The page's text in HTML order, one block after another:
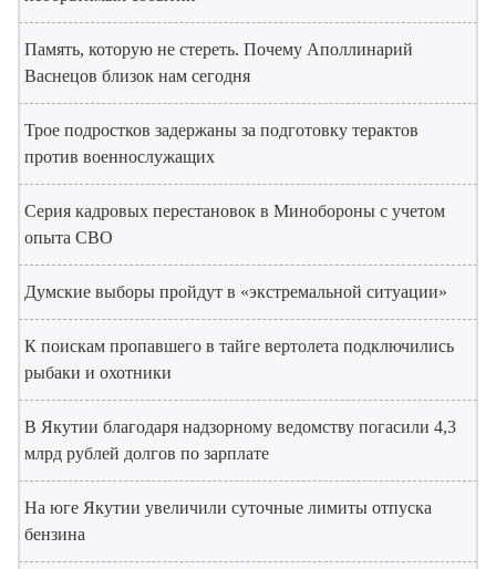
Память, которую не стереть. Почему Аполлинарий
Васнецов близок нам сегодня
Трое подростков задержаны за подготовку терактов
против военнослужащих
Серия кадровых перестановок в Минобороны с учетом
опыта СВО
Думские выборы пройдут в «экстремальной ситуации»
К поискам пропавшего в тайге вертолета подключились
рыбаки и охотники
В Якутии благодаря надзорному ведомству погасили 4,3
млрд рублей долгов по зарплате
На юге Якутии увеличили суточные лимиты отпуска
бензина